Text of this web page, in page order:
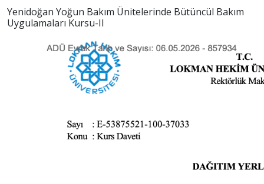
Yenidoğan Yoğun Bakım Ünitelerinde Bütüncül Bakım
Uygulamaları Kursu-II